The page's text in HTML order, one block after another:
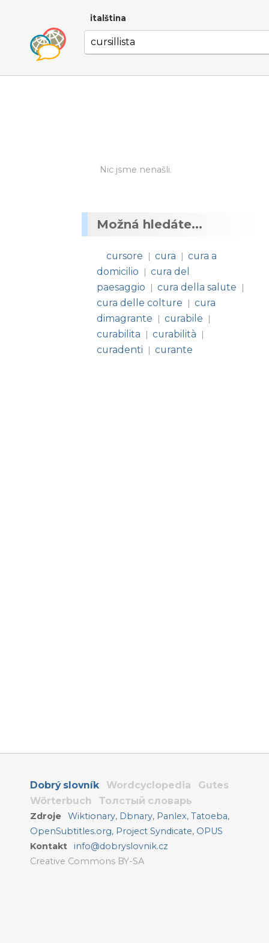
italština
Nic jsme nenašli.
Možná hledáte...
cursore | cura | cura a
domicilio
| cura del
paesaggio
| cura della salute |
cura delle colture | cura
dimagrante
| curabile |
curabilita | curabilità |
curadenti | curante
Dobrý slovník Wordcyclopedia
Gutes
Wörterbuch
Толстый словарь
Zdroje Wiktionary, Dbnary, Panlex,Tatoeba,
OpenSubtitles.org, Project Syndicate, OPUS
Kontakt
info@dobryslovnik.cz
Creative Commons BY-SA